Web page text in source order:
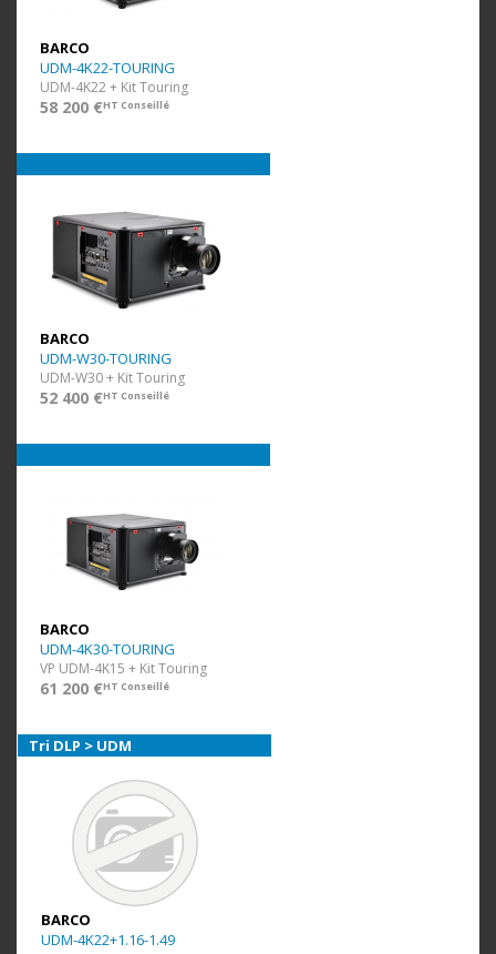
BARCO
UDM-4K22-TOURING
UDM-4K22 + Kit Touring
58 200 €HT Conseillé
BARCO
UDM-W30-TOURING
UDM-W30 + Kit Touring
52 400 €HT Conseillé
BARCO
UDM-4K30-TOURING
VP UDM-4K15 + Kit Touring
61 200 €HT Conseillé
Tri DLP > UDM
BARCO
UDM-4K22+1.16-1.49